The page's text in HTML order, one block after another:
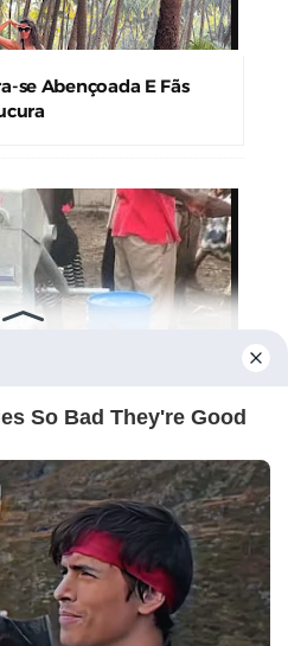
se Abençoada E Fãs
Recusa Água de Furo
Forquilha – “Não